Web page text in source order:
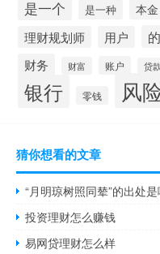
是一个 是一种 本金
理财规划师 用户
财务 财富 账户 贷款
银行 零钱 风
猜你想看的文章
“月明琼树照同辇”的出处是
投资理财怎么赚钱
易网贷理财怎么样